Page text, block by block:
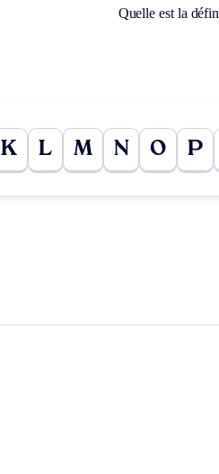
Quelle est la
K L M N O P